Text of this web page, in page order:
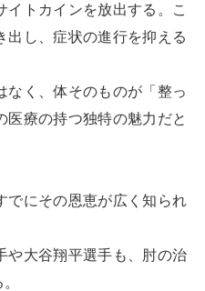
イトカインを放出する。こ
出し、症状の進行を抑える
なく、体そのものが「整っ
医療の持つ独特の魅力だと
でにその恩恵が広く知られ
や大谷翔平選手も、肘の治